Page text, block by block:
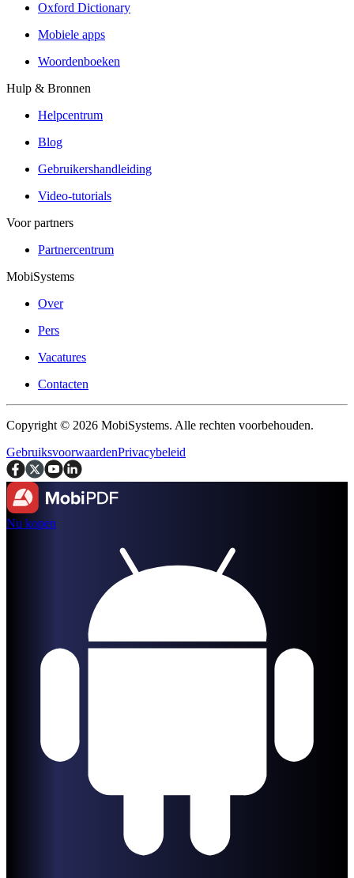
Oxford Dictionary
Mobiele apps
Woordenboeken
Hulp & Bronnen
Helpcentrum
Blog
Gebruikershandleiding
Video-tutorials
Voor partners
Partnercentrum
MobiSystems
Over
Pers
Vacatures
Contacten
Copyright © 2026 MobiSystems. Alle rechten voorbehouden.
GebruiksvoorwaardenPrivacybeleid
Nu kopen